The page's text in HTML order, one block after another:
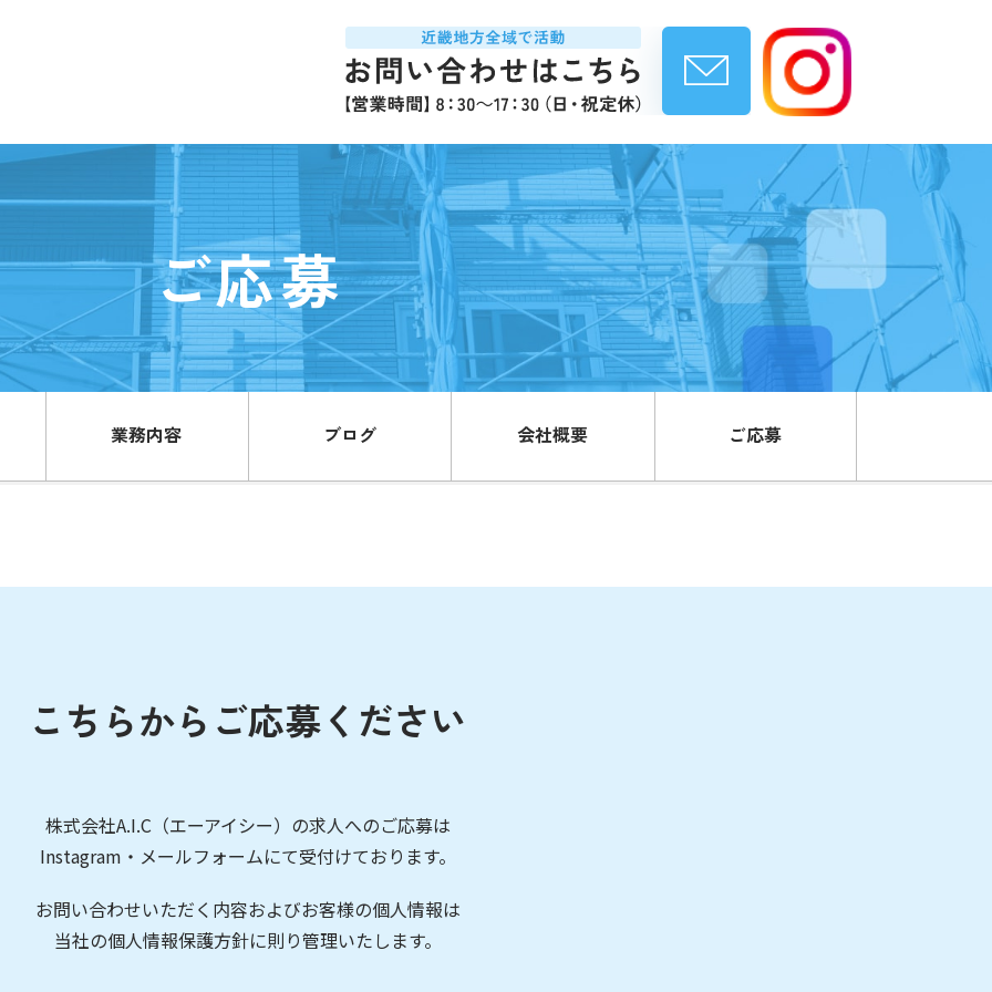
ご応募
業務内容 ブログ 会社概要 ご応募
こちらからご応募ください
株式会社A.I.C（エーアイシー）の求人へのご応募は
Instagram・メールフォームにて受付けております。
お問い合わせいただく内容およびお客様の個人情報は
当社の個人情報保護方針に則り管理いたします。